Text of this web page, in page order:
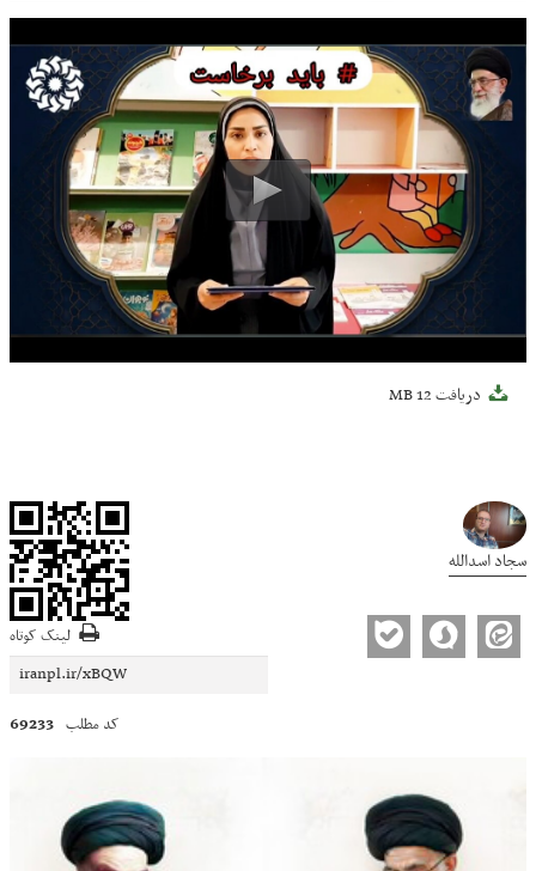
دریافت12 MB
سجاد اسدالله
لینک کوتاه
کد مطلب 69233